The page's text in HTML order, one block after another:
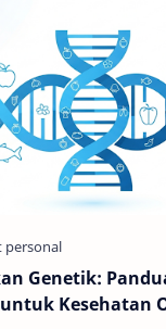
Genetik:
Kesehatan